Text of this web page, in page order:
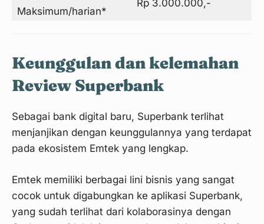
Maksimum/harian*
Rp 3.000.000,-
Keunggulan dan kelemahan
Review Superbank
Sebagai bank digital baru, Superbank terlihat
menjanjikan dengan keunggulannya yang terdapat
pada ekosistem Emtek yang lengkap.
Emtek memiliki berbagai lini bisnis yang sangat
cocok untuk digabungkan ke aplikasi Superbank,
yang sudah terlihat dari kolaborasinya dengan